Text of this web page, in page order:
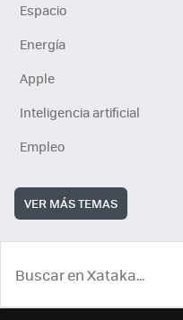
Espacio
Energía
Apple
Inteligencia artificial
Empleo
VER MÁS TEMAS